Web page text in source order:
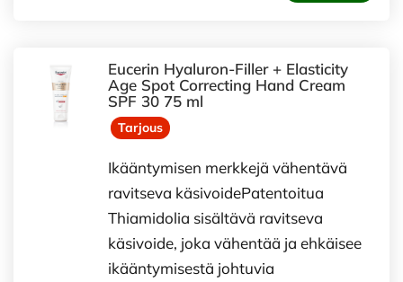
Eucerin Hyaluron-Filler + Elasticity
Age Spot Correcting Hand Cream
SPF 30 75 ml
Tarjous
Ikääntymisen merkkejä vähentävä
ravitseva käsivoidePatentoitua
Thiamidolia sisältävä ravitseva
käsivoide, joka vähentää ja ehkäisee
ikääntymisestä johtuvia